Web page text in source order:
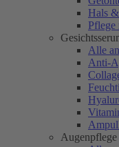
Hals
Alle
Anti-
Augenpflege